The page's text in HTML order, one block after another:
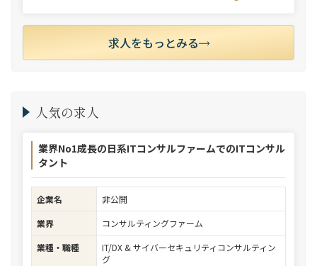
求人をもっとみる
人気の求人
業界No1成長の日系ITコンサルファームでのITコンサル
タント
企業名
非公開
業界
コンサルティングファーム
業種・職種
IT/DX & サイバーセキュリティコンサルティン
グ